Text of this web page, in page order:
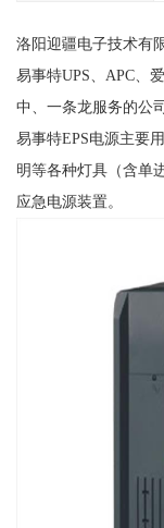
洛阳迎疆电子技术有
易事特UPS、APC、
中、一条龙服务的公司
易事特EPS电源主要
明等各种灯具（含单
应急电源装置。